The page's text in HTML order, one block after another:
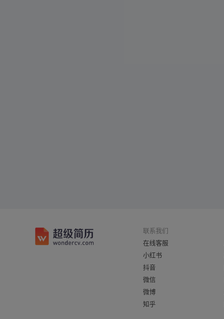
联系我们
在线客服
小红书
抖音
微信
微博
知乎